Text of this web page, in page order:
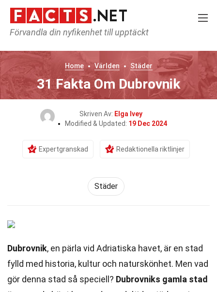
Förvandla din nyfikenhet till upptäckt
Home Världen Städer
31 Fakta Om Dubrovnik
Skriven Av: Elga Ivey
Modified & Updated: 19 Dec 2024
Expertgranskad Redaktionella riktlinjer
Städer
Dubrovnik, en pärla vid Adriatiska havet, är en stad
fylld med historia, kultur och naturskönhet. Men vad
gör denna stad så speciell? Dubrovniks gamla stad